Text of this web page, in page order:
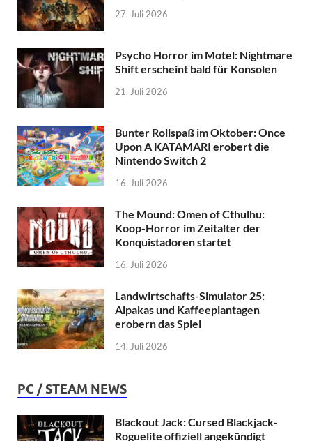
27. Juli 2026
Psycho Horror im Motel: Nightmare
Shift erscheint bald für Konsolen
21. Juli 2026
Bunter Rollspaß im Oktober: Once
Upon A KATAMARI erobert die
Nintendo Switch 2
16. Juli 2026
The Mound: Omen of Cthulhu:
Koop-Horror im Zeitalter der
Konquistadoren startet
16. Juli 2026
Landwirtschafts-Simulator 25:
Alpakas und Kaffeeplantagen
erobern das Spiel
14. Juli 2026
PC / STEAM NEWS
Blackout Jack: Cursed Blackjack-
Roguelite offiziell angekündigt